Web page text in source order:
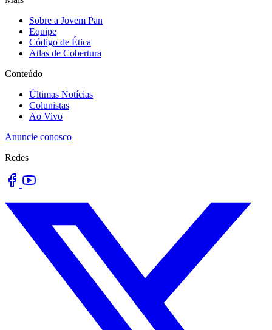
Sobre a Jovem Pan
Equipe
Código de Ética
Atlas de Cobertura
Conteúdo
Últimas Notícias
Colunistas
Ao Vivo
Anuncie conosco
Redes